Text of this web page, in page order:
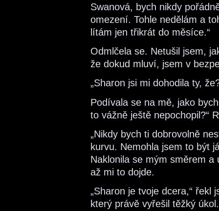
Swanová, bych nikdy
omezení. Tohle nedělám a
lítám jen třikrát do měsíce.“
Odmlčela se. Netušil jsem,
že dokud mluví, jsem v
„Sharon jsi mi dohodila ty,
Podívala se na mě, jako
to vážně ještě nepochopil?“
„Nikdy bych ti dobrovolně
kurvu. Nemohla jsem to být
Naklonila se mým směrem
až mi to dojde.
„Sharon je tvoje dcera,“ řekl
který právě vyřešil těžký úkol.